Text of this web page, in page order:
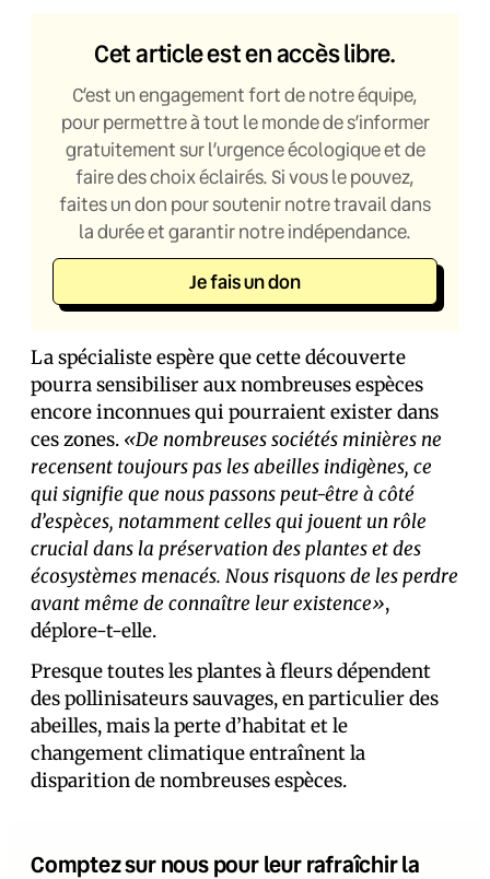
Cet article est en accès libre.
C’est un engagement fort de notre équipe,
pour permettre à tout le monde de s’informer
gratuitement sur l’urgence écologique et de
faire des choix éclairés. Si vous le pouvez,
faites un don pour soutenir notre travail dans
la durée et garantir notre indépendance.
Je fais un don
La spécialiste espère que cette découverte
pourra sensibiliser aux nombreuses espèces
encore inconnues qui pourraient exister dans
ces zones. «De nombreuses sociétés minières ne
recensent toujours pas les abeilles indigènes, ce
qui signifie que nous passons peut-être à côté
d’espèces, notamment celles qui jouent un rôle
crucial dans la préservation des plantes et des
écosystèmes menacés. Nous risquons de les perdre
avant même de connaître leur existence»,
déplore-t-elle.
Presque toutes les plantes à fleurs dépendent
des pollinisateurs sauvages, en particulier des
abeilles, mais la perte d’habitat et le
changement climatique entraînent la
disparition de nombreuses espèces.
Comptez sur nous pour leur rafraîchir la